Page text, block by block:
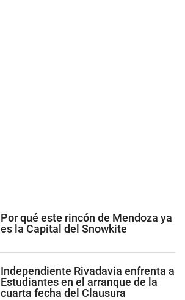
Por qué este rincón de Mendoza ya
es la Capital del Snowkite
Independiente Rivadavia enfrenta a
Estudiantes en el arranque de la
cuarta fecha del Clausura